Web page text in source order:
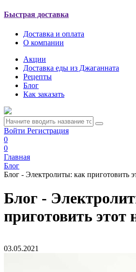
Быстрая доставка
Доставка и оплата
О компании
Акции
Доставка еды из Джаганната
Рецепты
Блог
Как заказать
Войти Регистрация
0
0
Главная
Блог
Блог - Электролиты: как приготовить
Блог -
приготовить этот
03.05.2021